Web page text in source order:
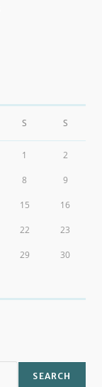
S S
1 2
8 9
15 16
22 23
29 30
SEARCH